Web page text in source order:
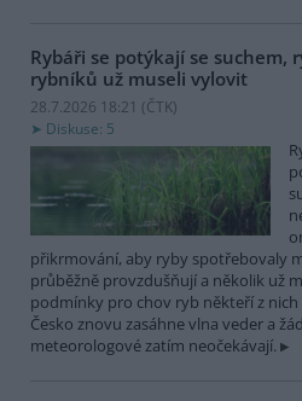
Rybáři se potýkají se suchem,
rybníků už museli vylovit
28.7.2026 18:21 (ČTK)
Diskuse: 5
přikrmování, aby ryby spotřebovaly
průběžně provzdušňují a několik už
podmínky pro chov ryb někteří z
Česko znovu zasáhne vlna veder a
meteorologové zatím neočekávají.